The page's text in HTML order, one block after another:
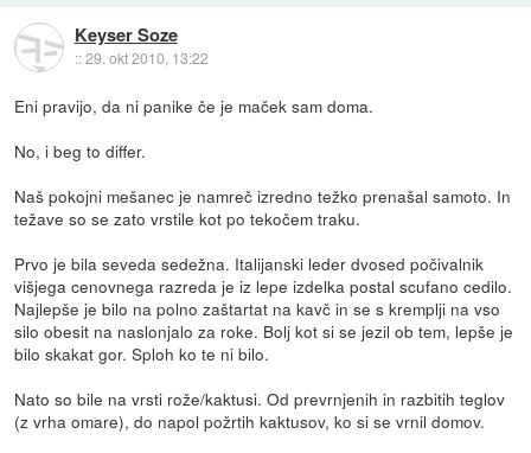
Keyser Soze
::29. okt 2010, 13:22
Eni pravijo, da ni panike če je maček sam doma.
No, i beg to differ.
Naš pokojni mešanec je namreč izredno težko prenašal samoto. In
težave so se zato vrstile kot po tekočem traku.
Prvo je bila seveda sedežna. Italijanski leder dvosed počivalnik
višjega cenovnega razreda je iz lepe izdelka postal scufano cedilo.
Najlepše je bilo na polno zaštartat na kavč in se s kremplji na vso
silo obesit na naslonjalo za roke. Bolj kot si se jezil ob tem, lepše je
bilo skakat gor. Sploh ko te ni bilo.
Nato so bile na vrsti rože/kaktusi. Od prevrnjenih in razbitih teglov
(z vrha omare), do napol požrtih kaktusov, ko si se vrnil domov.